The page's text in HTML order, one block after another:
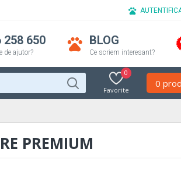
258 650
de ajutor?
BLOG
Ce scriem interesant?
Favorite
0
0
PREMIUM